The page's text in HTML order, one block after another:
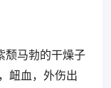
颓马勃的干燥子
衄血，外伤出